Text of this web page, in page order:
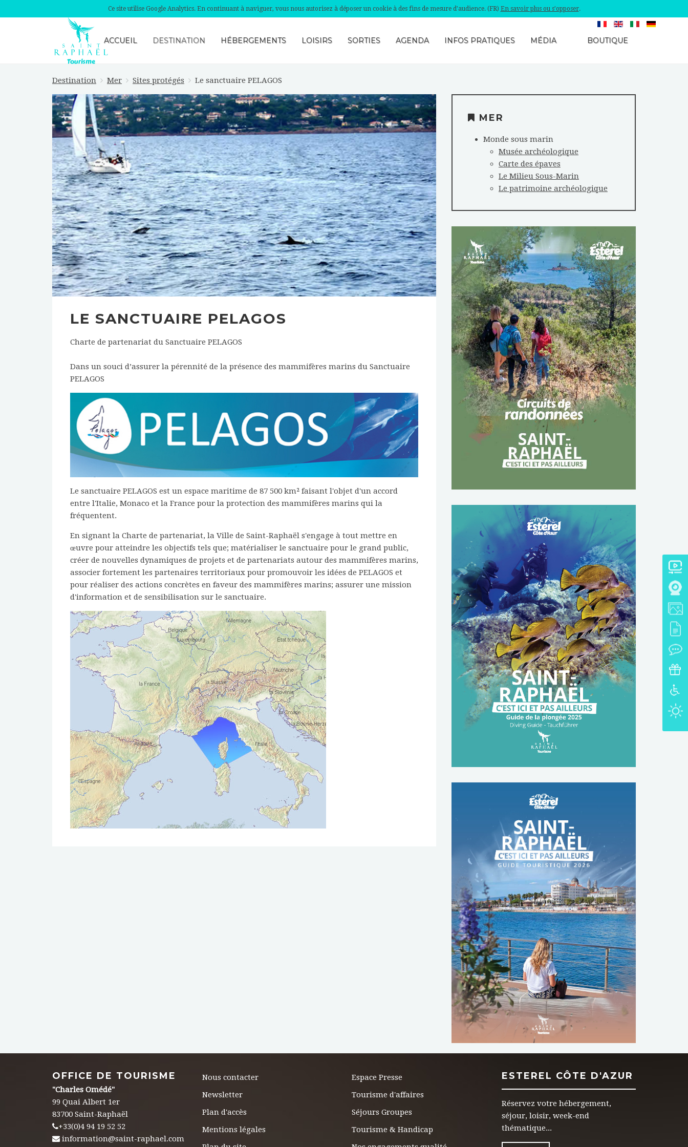
Ce site utilise Google Analytics. En continuant à naviguer, vous nous autorisez à déposer un cookie à des fins de mesure d'audience. (FR) En savoir plus ou s'opposer.
ACCUEIL DESTINATION HÉBERGEMENTS LOISIRS SORTIES AGENDA INFOS PRATIQUES MÉDIA BOUTIQUE
Destination Mer Sites protégés Le sanctuaire PELAGOS
LE SANCTUAIRE PELAGOS
Charte de partenariat du Sanctuaire PELAGOS
Dans un souci d’assurer la pérennité de la présence des mammifères marins du Sanctuaire
PELAGOS
Le sanctuaire PELAGOS est un espace maritime de 87 500 km² faisant l'objet d'un accord
entre l'Italie, Monaco et la France pour la protection des mammifères marins qui la
fréquentent.
En signant la Charte de partenariat, la Ville de Saint-Raphaël s'engage à tout mettre en
œuvre pour atteindre les objectifs tels que; matérialiser le sanctuaire pour le grand public,
créer de nouvelles dynamiques de projets et de partenariats autour des mammifères marins,
associer fortement les partenaires territoriaux pour promouvoir les idées de PELAGOS et
pour réaliser des actions concrètes en faveur des mammifères marins; assurer une mission
d'information et de sensibilisation sur le sanctuaire.
MER
Monde sous marin
Musée archéologique
Carte des épaves
Le Milieu Sous-Marin
Le patrimoine archéologique
TÉLÉCHARGER
TÉLÉCHARGER
TÉLÉCHARGER
OFFICE DE TOURISME
"Charles Omédé"
99 Quai Albert 1er
83700 Saint-Raphaël
+33(0)4 94 19 52 52
information@saint-raphael.com
Nous contacter
Newsletter
Plan d'accès
Mentions légales
Espace Presse
Tourisme d'affaires
Séjours Groupes
Tourisme & Handicap
ESTEREL CÔTE D'AZUR
Réservez votre hébergement,
séjour, loisir, week-end
thématique...